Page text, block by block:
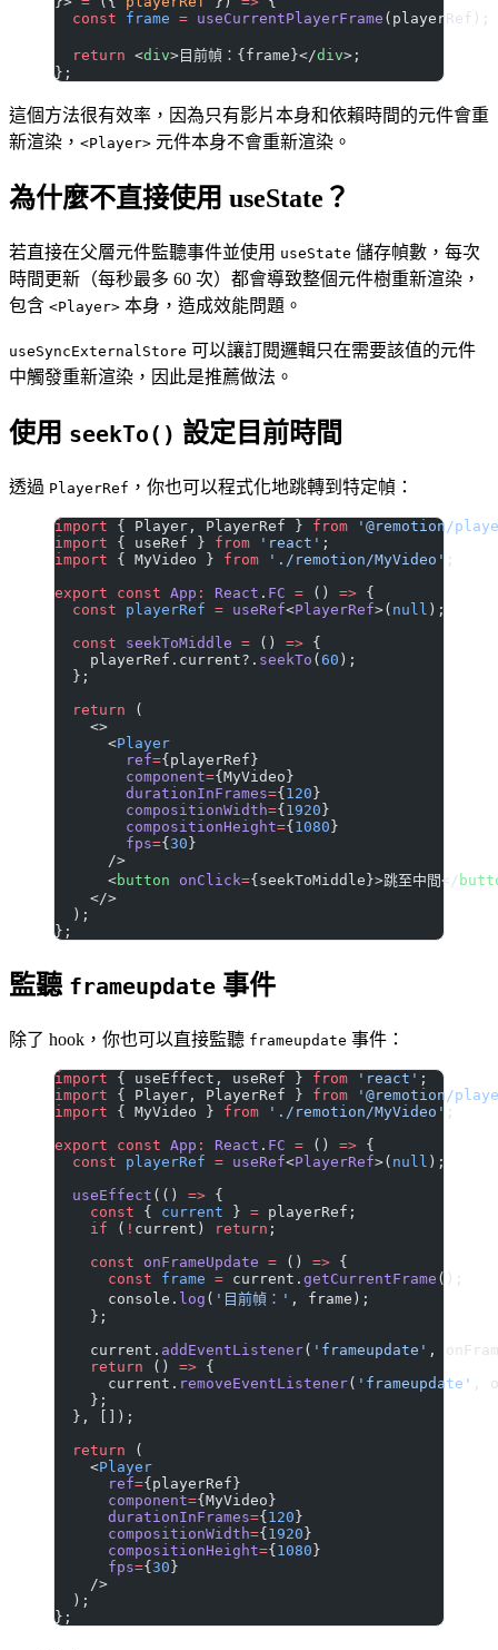
  const
frame = useCurrentPlayerFrame (playerRef);
  return
<div>目前幀：{frame}</div>;
};
這個方法很有效率，因為只有影片本身和依賴時間的元件會重
新渲染， <Player> 元件本身不會重新渲染。
為什麼不直接使用 useState？
若直接在父層元件監聽事件並使用 useState 儲存幀數，每次
時間更新（每秒最多 60 次）都會導致整個元件樹重新渲染，
包含 <Player> 本身，造成效能問題。
useSyncExternalStore 可以讓訂閱邏輯只在需要該值的元件
中觸發重新渲染，因此是推薦做法。
使用 seekTo() 設定目前時間
透過 PlayerRef ，你也可以程式化地跳轉到特定幀：
import { Player, PlayerRef } from '@remotion/
import { useRef } from 'react' ;
import { MyVideo } from './remotion/MyVideo' ;
export const App : React . FC = () => {
  const
playerRef = useRef<PlayerRef>( null );
  const
seekToMiddle = () => {
    playerRef.current?.
seekTo ( 60 );
  };
  return
(
    <>
      <
Player
        ref
={playerRef}
        component
={MyVideo}
        durationInFrames
={ 120 }
        compositionWidth
={ 1920 }
        compositionHeight
={ 1080 }
        fps
={ 30 }
      />
      <
button onClick={seekToMiddle}>跳至中間</
    </>
  );
};
監聽 frameupdate 事件
除了 hook，你也可以直接監聽 frameupdate 事件：
import { useEffect, useRef } from 'react' ;
import { Player, PlayerRef } from '@remotion/
import { MyVideo } from './remotion/MyVideo' ;
export const App : React . FC = () => {
  const
playerRef = useRef<PlayerRef>( null );
  useEffect
(() => {
    const
{ current } = playerRef;
    if
( ! current) return ;
    const
onFrameUpdate = () => {
      const
frame = current. getCurrentFrame ();
      console.
log ( '目前幀：' , frame);
    };
    current.
addEventListener( 'frameupdate' ,
    return
() => {
      current.
removeEventListener( 'frameupdate' ,
    };
  }, []);
  return
(
    <
Player
      ref
={playerRef}
      component
={MyVideo}
      durationInFrames
={120}
      compositionWidth
={1920}
      compositionHeight
={1080}
      fps
={30}
    />
  );
};